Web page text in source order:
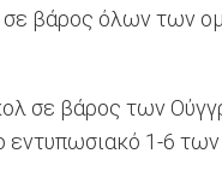
σε βάρος όλων των
σε βάρος των
εντυπωσιακό 1-6